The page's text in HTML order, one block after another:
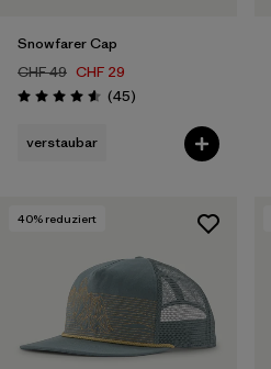
Snowfarer Cap
CHF 49 CHF 29
Bewertung: 4.6 / 5
(45Rezensionen
)
verstaubar
40% reduziert